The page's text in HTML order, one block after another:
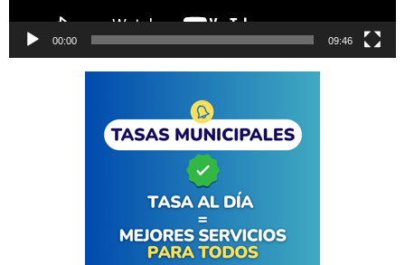
00:00 09:46